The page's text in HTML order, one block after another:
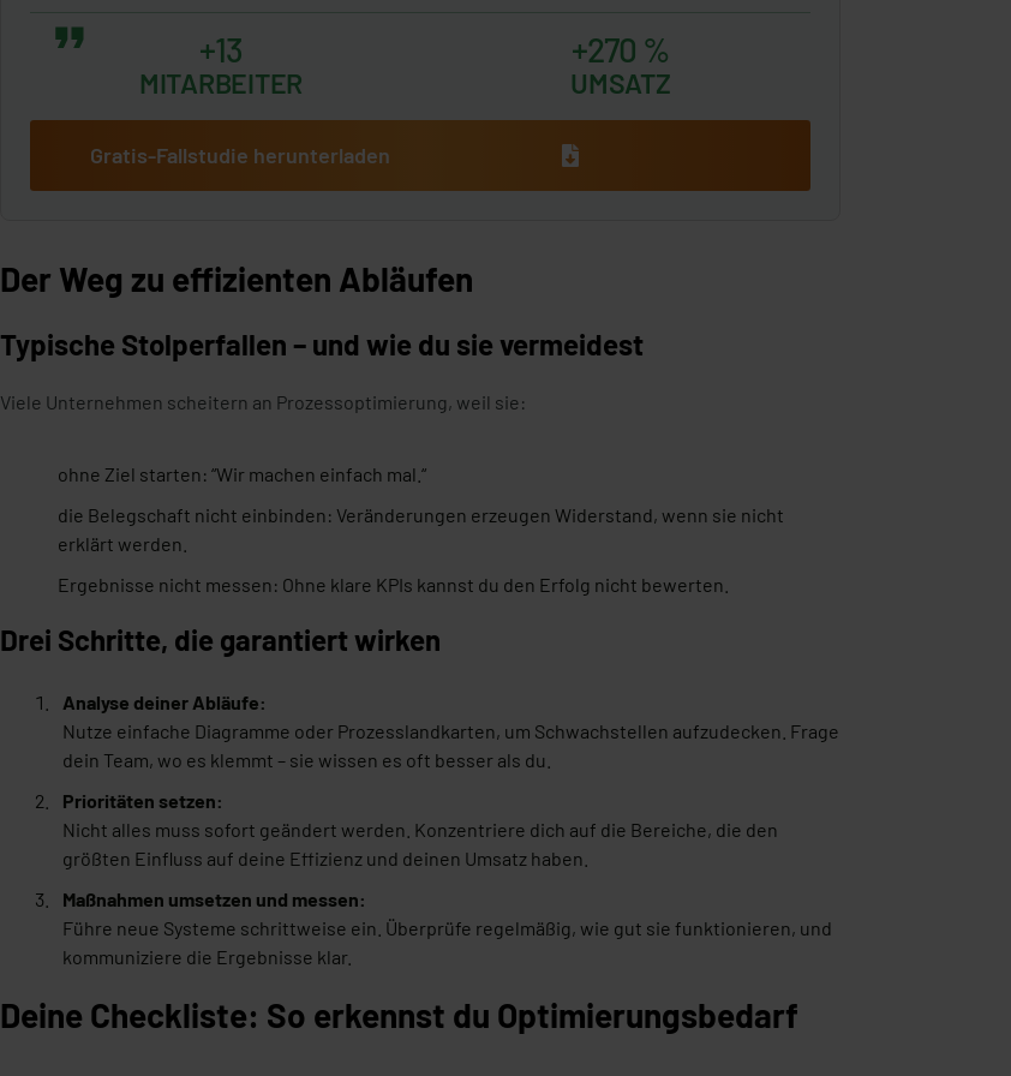
+13
MITARBEITER
+270 %
UMSATZ
Gratis-Fallstudie herunterladen
Der Weg zu effizienten Abläufen
Typische Stolperfallen – und wie du sie vermeidest
Viele Unternehmen scheitern an Prozessoptimierung, weil sie:
ohne Ziel starten: “Wir machen einfach mal.“
die Belegschaft nicht einbinden: Veränderungen erzeugen Widerstand, wenn sie nicht
erklärt werden.
Ergebnisse nicht messen: Ohne klare KPIs kannst du den Erfolg nicht bewerten.
Drei Schritte, die garantiert wirken
Analyse deiner Abläufe:
Nutze einfache Diagramme oder Prozesslandkarten, um Schwachstellen aufzudecken. Frage
dein Team, wo es klemmt – sie wissen es oft besser als du.
Prioritäten setzen:
Nicht alles muss sofort geändert werden. Konzentriere dich auf die Bereiche, die den
größten Einfluss auf deine Effizienz und deinen Umsatz haben.
Maßnahmen umsetzen und messen:
Führe neue Systeme schrittweise ein. Überprüfe regelmäßig, wie gut sie funktionieren, und
kommuniziere die Ergebnisse klar.
Deine Checkliste: So erkennst du Optimierungsbedarf